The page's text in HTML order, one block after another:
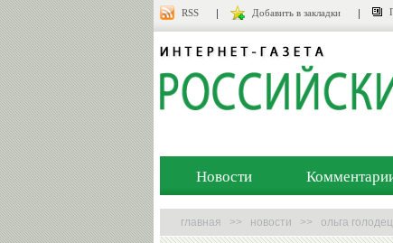
RSS Добавить в закладки
Новости
главная >> новости >> ольга